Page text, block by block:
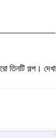
গল্প। দেখা